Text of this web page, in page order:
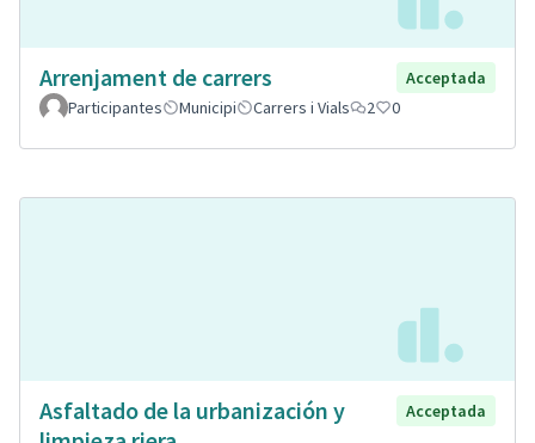
Arrenjament de carrers
Acceptada
Participantes
Municipi Carrers i Vials 2 0
Asfaltado de la urbanización y
Acceptada